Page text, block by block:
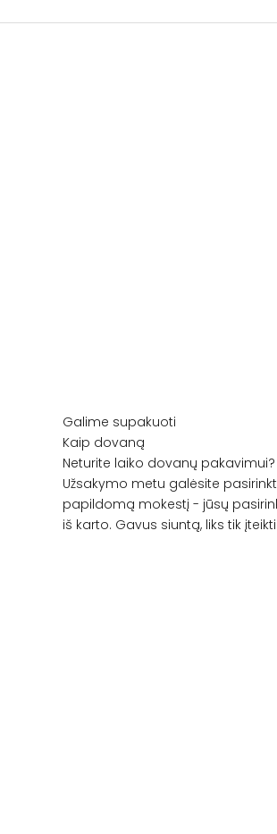
Galime supakuoti
Kaip dovaną
Neturite laiko dovanų
Užsakymo metu galėsite
papildomą mokestį - jūsų
iš karto. Gavus siuntą, liks tik